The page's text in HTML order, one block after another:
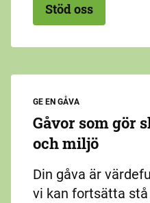
Stöd oss
GE EN GÅVA
Gåvor som gör
och miljö
Din gåva är
vi kan fortsätta